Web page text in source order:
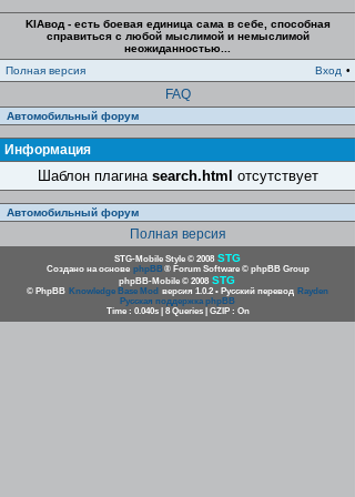
KIAвод - есть боевая единица сама в себе, способная
справиться с любой мыслимой и немыслимой
неожиданностью...
Полная версия
Вход •
FAQ
Автомобильный форум
Информация
Шаблон плагина search.html отсутствует
Автомобильный форум
Полная версия
STG-Mobile Style © 2008 STG
Создано на основе phpBB® Forum Software © phpBB Group
phpBB-Mobile © 2008 STG
© PhpBB Knowledge Base Mod версия 1.0.2 • Русский перевод Rayden
Русская поддержка phpBB
Time : 0.040s | 8 Queries | GZIP : On